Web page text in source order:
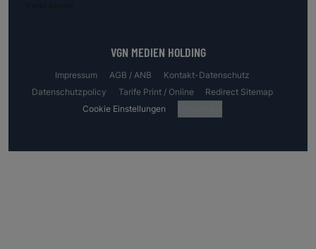
VGN MEDIEN HOLDING
Impressum AGB / ANB
Kontakt-Datenschutz
Datenschutzpolicy
Tarife Print / Online
Redirect Sitemap
Cookie Einstellungen